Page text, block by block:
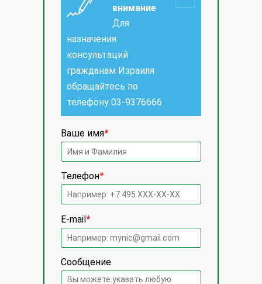
внимание
Для
назначения
консультаций
гражданам Израиля
обращайтесь по
телефону 03-9376666
Ваше имя*
Телефон*
E-mail*
Сообщение